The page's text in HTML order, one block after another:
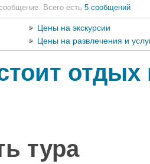
Всего есть 5 сообщений
Цены на экскурсии
Цены на развлечения и
тура